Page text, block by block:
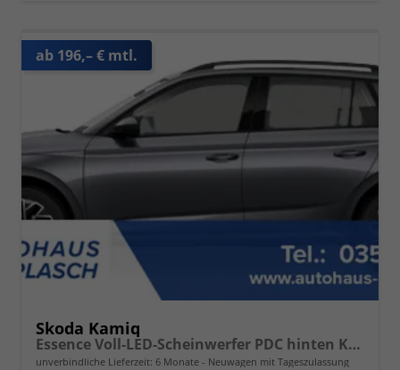
ab 196,– € mtl.
Skoda Kamiq
Essence Voll-LED-Scheinwerfer PDC hinten Klima
unverbindliche Lieferzeit: 6 Monate Neuwagen mit Tageszulassung